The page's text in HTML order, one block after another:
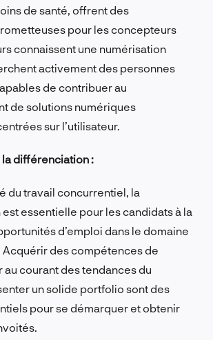
de santé, offrent des
pour les concepteurs
connaissent une numérisation
activement des personnes
de contribuer au
de solutions numériques
sur l’utilisateur.
différenciation :
du travail concurrentiel, la
essentielle pour les candidats à la
d’emploi dans le domaine
Acquérir des compétences de
au courant des tendances du
un solide portfolio sont des
pour se démarquer et obtenir